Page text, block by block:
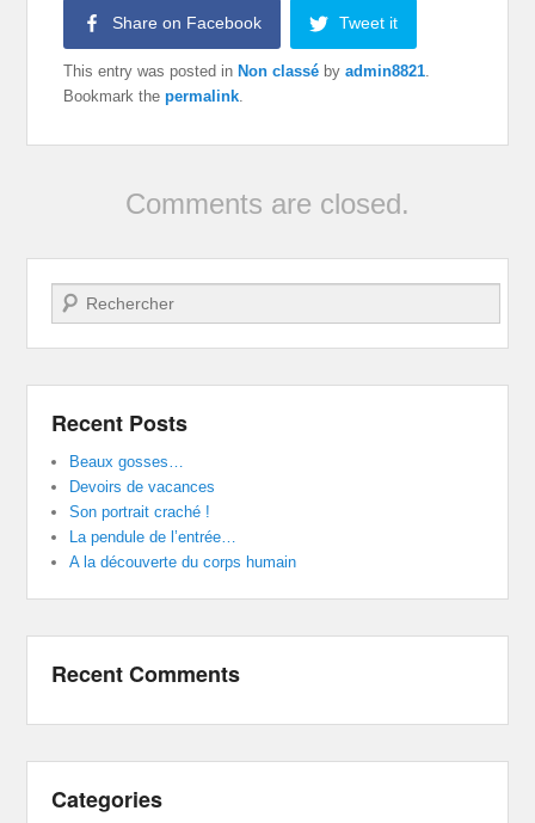
Share on Facebook Tweet it
This entry was posted in Non classé byadmin8821.
Bookmark thepermalink.
Comments are closed.
Search
Recent Posts
Beaux gosses…
Devoirs de vacances
Son portrait craché !
La pendule de l’entrée…
A la découverte du corps humain
Recent Comments
Categories